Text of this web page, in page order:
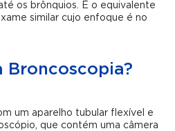
os brônquios. É o equivalente
similar cujo enfoque é no
Broncoscopia?
um aparelho tubular flexível e
que contém uma câmera